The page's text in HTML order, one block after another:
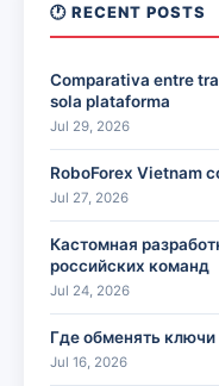
🕐 RECENT POSTS
Comparativa entre
sola plataforma
Jul 29, 2026
RoboForex Vietnam
Jul 27, 2026
Кастомная
российских команд
Jul 24, 2026
Где обменять
Jul 16, 2026